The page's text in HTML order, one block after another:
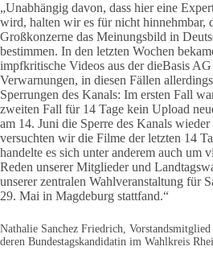
„Unabhängig davon, dass hier eine
wird, halten wir es für nicht hinnehmbar,
Großkonzerne das Meinungsbild in
bestimmen. In den letzten Wochen
impfkritische Videos aus der dieBasis
Verwarnungen, in diesen Fällen
Sperrungen des Kanals: Im ersten Fall
zweiten Fall für 14 Tage kein Upload
am 14. Juni die Sperre des Kanals
versuchten wir die Filme der letzten 14
handelte es sich unter anderem auch um
Reden unserer Mitglieder und
unserer zentralen Wahlveranstaltung für
29. Mai in Magdeburg stattfand.“
Nathalie Sanchez Friedrich,
deren Bundestagskandidatin im Wahlkreis